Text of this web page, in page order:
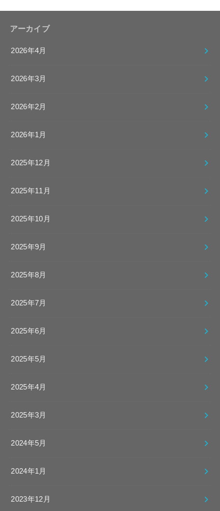
アーカイブ
2026年4月
2026年3月
2026年2月
2026年1月
2025年12月
2025年11月
2025年10月
2025年9月
2025年8月
2025年7月
2025年6月
2025年5月
2025年4月
2025年3月
2024年5月
2024年1月
2023年12月